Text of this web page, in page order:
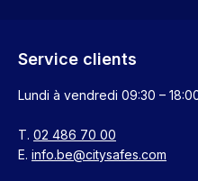
Service clients
Lundi à vendredi 09:30 –
T. 02 486 70 00
E. info.be@citysafes.com